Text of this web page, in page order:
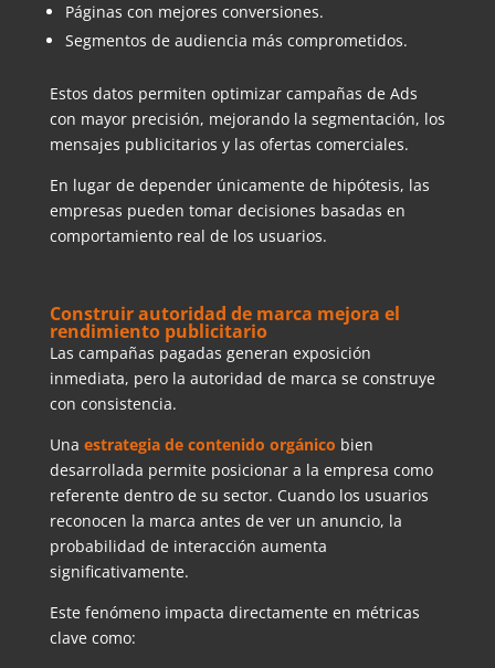
Páginas con mejores conversiones.
Segmentos de audiencia más comprometidos.
Estos datos permiten optimizar campañas de Ads
con mayor precisión, mejorando la segmentación, los
mensajes publicitarios y las ofertas comerciales.
En lugar de depender únicamente de hipótesis, las
empresas pueden tomar decisiones basadas en
comportamiento real de los usuarios.
Construir autoridad de marca mejora el
rendimiento publicitario
Las campañas pagadas generan exposición
inmediata, pero la autoridad de marca se construye
con consistencia.
Una estrategia de contenido orgánico bien
desarrollada permite posicionar a la empresa como
referente dentro de su sector. Cuando los usuarios
reconocen la marca antes de ver un anuncio, la
probabilidad de interacción aumenta
significativamente.
Este fenómeno impacta directamente en métricas
clave como: